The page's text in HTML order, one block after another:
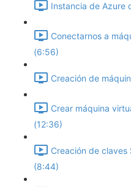
Instancia de Azure
Conectarnos a
(6:56)
Creación de
Crear máquina
(12:36)
Creación de claves
(8:44)